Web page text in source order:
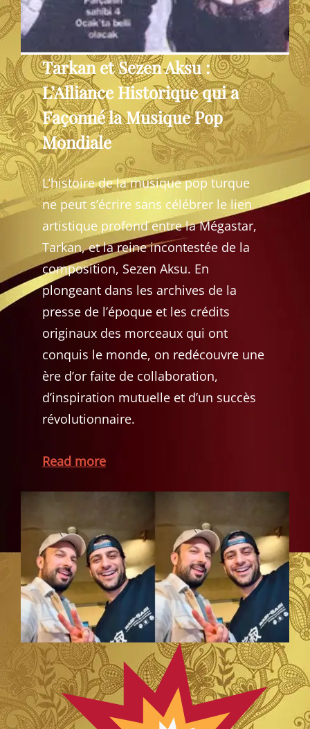
Tarkan et Sezen Aksu :
L’Alliance Historique qui a
Façonné la Musique Pop
Mondiale
L’histoire de la musique pop turque
ne peut s’écrire sans célébrer le lien
artistique profond entre la Mégastar,
Tarkan, et la reine incontestée de la
composition, Sezen Aksu. En
plongeant dans les archives de la
presse de l’époque et les crédits
originaux des morceaux qui ont
conquis le monde, on redécouvre une
ère d’or faite de collaboration,
d’inspiration mutuelle et d’un succès
révolutionnaire.
Read more